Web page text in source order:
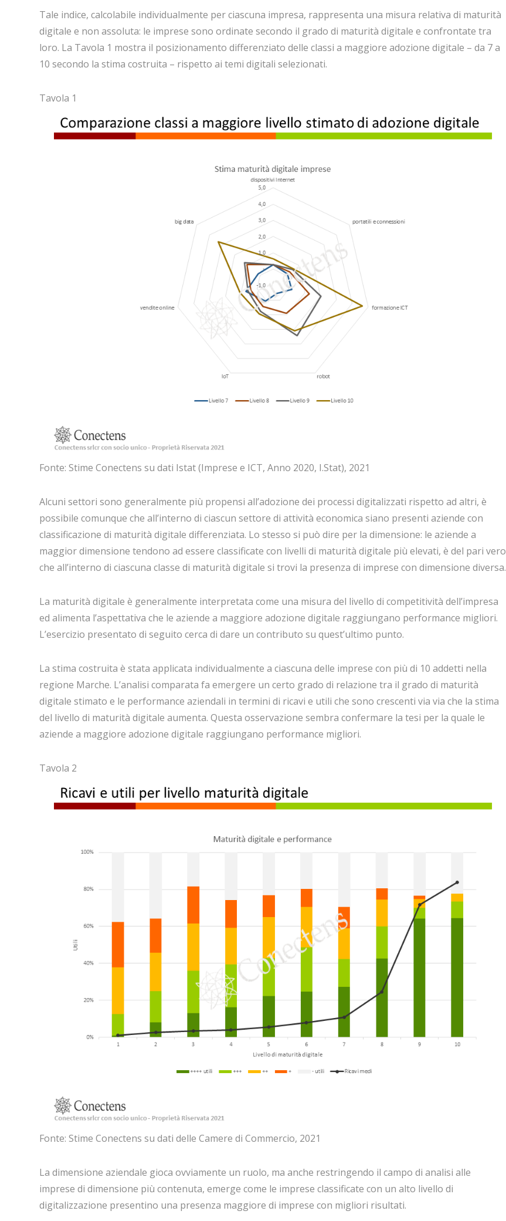
Tale indice, calcolabile individualmente per ciascuna impresa, rappresenta una misura relativa di maturità
digitale e non assoluta: le imprese sono ordinate secondo il grado di maturità digitale e confrontate tra
loro. La Tavola 1 mostra il posizionamento differenziato delle classi a maggiore adozione digitale – da 7 a
10 secondo la stima costruita – rispetto ai temi digitali selezionati.
Tavola 1
Fonte: Stime Conectens su dati Istat (Imprese e ICT, Anno 2020, I.Stat), 2021
Alcuni settori sono generalmente più propensi all’adozione dei processi digitalizzati rispetto ad altri, è
possibile comunque che all’interno di ciascun settore di attività economica siano presenti aziende con
classificazione di maturità digitale differenziata. Lo stesso si può dire per la dimensione: le aziende a
maggior dimensione tendono ad essere classificate con livelli di maturità digitale più elevati, è del pari vero
che all’interno di ciascuna classe di maturità digitale si trovi la presenza di imprese con dimensione diversa.
La maturità digitale è generalmente interpretata come una misura del livello di competitività dell’impresa
ed alimenta l’aspettativa che le aziende a maggiore adozione digitale raggiungano performance migliori.
L’esercizio presentato di seguito cerca di dare un contributo su quest’ultimo punto.
La stima costruita è stata applicata individualmente a ciascuna delle imprese con più di 10 addetti nella
regione Marche. L’analisi comparata fa emergere un certo grado di relazione tra il grado di maturità
digitale stimato e le performance aziendali in termini di ricavi e utili che sono crescenti via via che la stima
del livello di maturità digitale aumenta. Questa osservazione sembra confermare la tesi per la quale le
aziende a maggiore adozione digitale raggiungano performance migliori.
Tavola 2
Fonte: Stime Conectens su dati delle Camere di Commercio, 2021
La dimensione aziendale gioca ovviamente un ruolo, ma anche restringendo il campo di analisi alle
imprese di dimensione più contenuta, emerge come le imprese classificate con un alto livello di
digitalizzazione presentino una presenza maggiore di imprese con migliori risultati.